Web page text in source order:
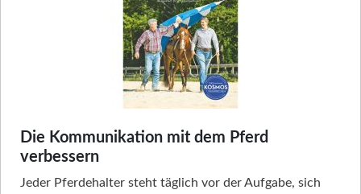
Die Kommunikation mit dem Pferd
verbessern
Jeder Pferdehalter steht täglich vor der Aufgabe, sich